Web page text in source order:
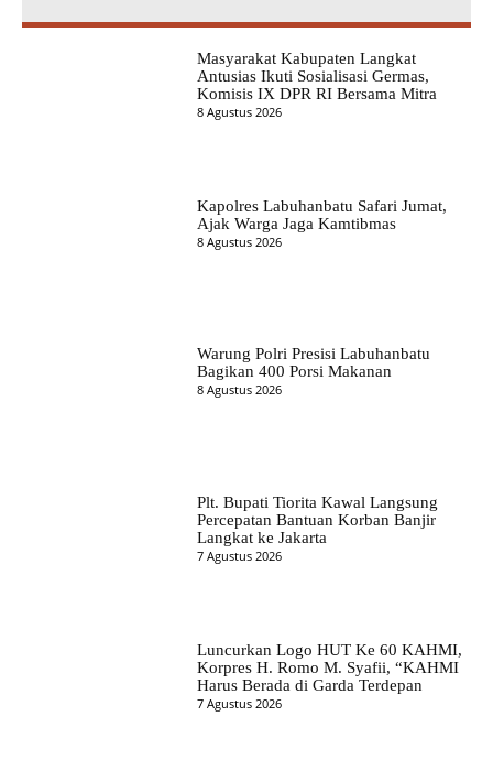
Masyarakat Kabupaten Langkat
Antusias Ikuti Sosialisasi Germas,
Komisis IX DPR RI Bersama Mitra
8 Agustus 2026
Kapolres Labuhanbatu Safari Jumat,
Ajak Warga Jaga Kamtibmas
8 Agustus 2026
Warung Polri Presisi Labuhanbatu
Bagikan 400 Porsi Makanan
8 Agustus 2026
Plt. Bupati Tiorita Kawal Langsung
Percepatan Bantuan Korban Banjir
Langkat ke Jakarta
7 Agustus 2026
Luncurkan Logo HUT Ke 60 KAHMI,
Korpres H. Romo M. Syafii, “KAHMI
Harus Berada di Garda Terdepan
7 Agustus 2026